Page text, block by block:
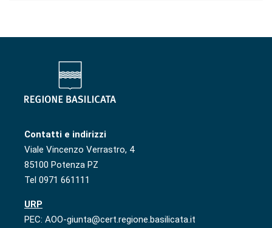
Contatti e indirizzi
Viale Vincenzo Verrastro, 4
85100 Potenza PZ
Tel 0971 661111
URP
PEC: AOO-giunta@cert.regione.basilicata.it